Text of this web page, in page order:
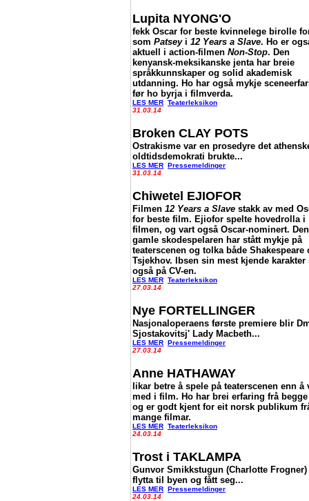
Lupita NYONG'O
fekk Oscar for beste kvinnelege birolle
som Patseyi 12 Years a Slave. Ho er
aktuell i action-filmen Non-Stop. Den
kenyansk-meksikanske jenta har breie
språkkunnskaper og solid akademisk
utdanning. Ho har også mykje
før ho byrja i filmverda.
LES MER Teaterleksikon
31.03.14
Broken CLAY POTS
Ostrakisme var en prosedyre det
oldtidsdemokrati brukte...
LES MER Pressemeldinger
31.03.14
Chiwetel EJIOFOR
Filmen 12 Years a Slave stakk av med
for beste film. Ejiofor spelte hovedrolla i
filmen, og vart også Oscar-nominert.
gamle skodespelaren har stått mykje på
teaterscenen og tolka både Shakespeare
Tsjekhov. Ibsen sin mest kjende karakter
også på CV-en.
LES MER Teaterleksikon
27.03.14
Nye FORTELLINGER
Nasjonaloperaens første premiere blir
Sjostakovitsj' Lady Macbeth...
LES MER Pressemeldinger
27.03.14
Anne HATHAWAY
likar betre å spele på teaterscenen enn å
med i film. Ho har brei erfaring frå
og er godt kjent for eit norsk publikum
mange filmar.
LES MER Teaterleksikon
24.03.14
Trost i TAKLAMPA
Gunvor Smikkstugun (Charlotte Frogner)
flytta til byen og fått seg...
LES MER Pressemeldinger
24.03.14